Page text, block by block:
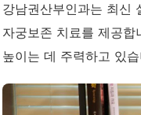
강남권산부인과는 최신
자궁보존 치료를 제공
높이는 데 주력하고 있